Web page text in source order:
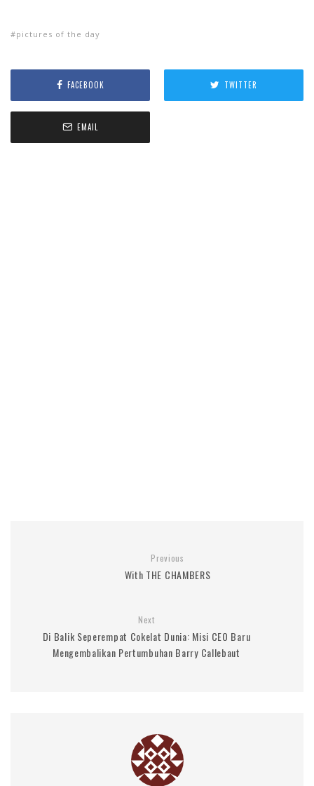
pictures of the day
FACEBOOK TWITTER
EMAIL
Previous
With THE CHAMBERS
Next
Di Balik Seperempat Cokelat Dunia: Misi CEO Baru
Mengembalikan Pertumbuhan Barry Callebaut